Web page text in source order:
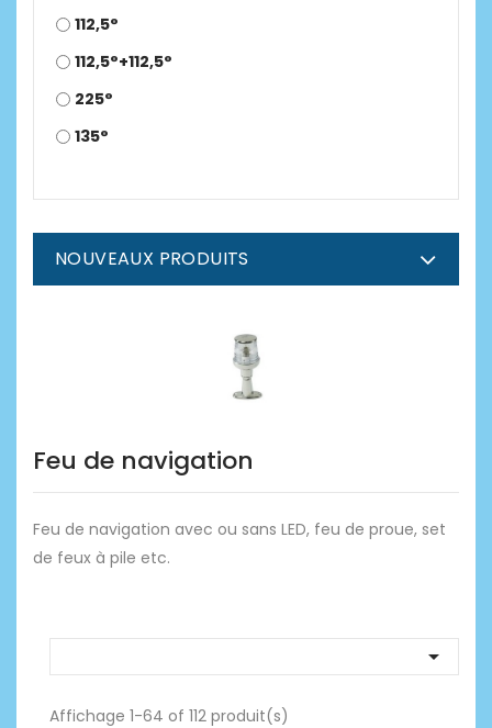
112,5°
112,5°+112,5°
225°
135°
NOUVEAUX PRODUITS
Feu de navigation
Feu de navigation avec ou sans LED, feu de proue, set
de feux à pile etc.

Affichage 1-64 of 112 produit(s)